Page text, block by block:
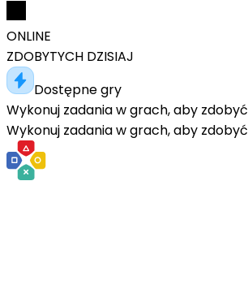
ONLINE
ZDOBYTYCH DZISIAJ
Dostępne gry
Wykonuj zadania w grach, aby zdobyć
Wykonuj zadania w grach, aby zdobyć